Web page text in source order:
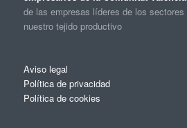
de las empresas líderes de los
nuestro tejido productivo
Aviso legal
Política de privacidad
Política de cookies